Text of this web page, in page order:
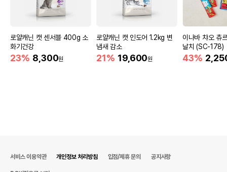
로얄캐닌 캣 센서블 400g 소
화기건강
23% 8,300원
로얄캐닌 캣 인도어 1.2kg 변
냄새 감소
21% 19,600원
이나바 챠오 츄
날치 (SC-178)
43%
서비스 이용약관 개인정보 처리방침 입점/제휴 문의 공지사항